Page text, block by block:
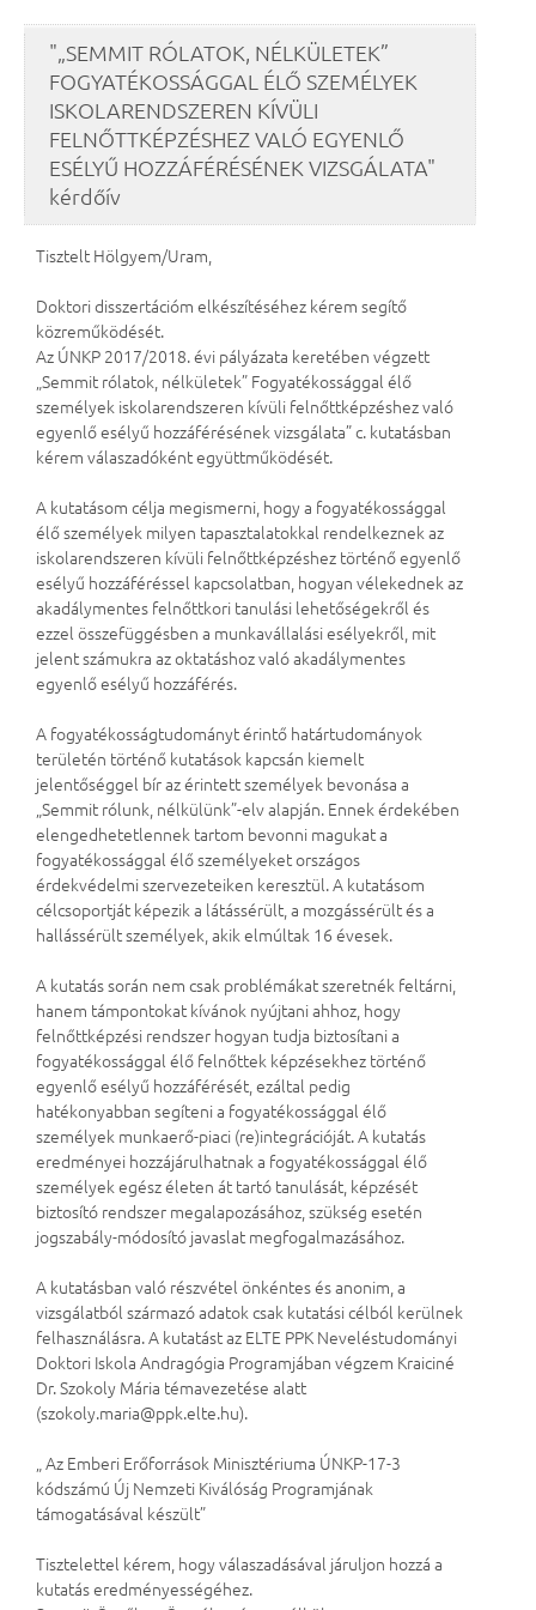
"„SEMMIT RÓLATOK, NÉLKÜLETEK”
FOGYATÉKOSSÁGGAL ÉLŐ SZEMÉLYEK
ISKOLARENDSZEREN KÍVÜLI
FELNŐTTKÉPZÉSHEZ VALÓ EGYENLŐ
ESÉLYŰ HOZZÁFÉRÉSÉNEK VIZSGÁLATA"
kérdőív
Tisztelt Hölgyem/Uram,
Doktori disszertációm elkészítéséhez kérem segítő
közreműködését.
Az ÚNKP 2017/2018. évi pályázata keretében végzett
„Semmit rólatok, nélkületek” Fogyatékossággal élő
személyek iskolarendszeren kívüli felnőttképzéshez való
egyenlő esélyű hozzáférésének vizsgálata” c. kutatásban
kérem válaszadóként együttműködését.
A kutatásom célja megismerni, hogy a fogyatékossággal
élő személyek milyen tapasztalatokkal rendelkeznek az
iskolarendszeren kívüli felnőttképzéshez történő egyenlő
esélyű hozzáféréssel kapcsolatban, hogyan vélekednek az
akadálymentes felnőttkori tanulási lehetőségekről és
ezzel összefüggésben a munkavállalási esélyekről, mit
jelent számukra az oktatáshoz való akadálymentes
egyenlő esélyű hozzáférés.
A fogyatékosságtudományt érintő határtudományok
területén történő kutatások kapcsán kiemelt
jelentőséggel bír az érintett személyek bevonása a
„Semmit rólunk, nélkülünk”-elv alapján. Ennek érdekében
elengedhetetlennek tartom bevonni magukat a
fogyatékossággal élő személyeket országos
érdekvédelmi szervezeteiken keresztül. A kutatásom
célcsoportját képezik a látássérült, a mozgássérült és a
hallássérült személyek, akik elmúltak 16 évesek.
A kutatás során nem csak problémákat szeretnék feltárni,
hanem támpontokat kívánok nyújtani ahhoz, hogy
felnőttképzési rendszer hogyan tudja biztosítani a
fogyatékossággal élő felnőttek képzésekhez történő
egyenlő esélyű hozzáférését, ezáltal pedig
hatékonyabban segíteni a fogyatékossággal élő
személyek munkaerő-piaci (re)integrációját. A kutatás
eredményei hozzájárulhatnak a fogyatékossággal élő
személyek egész életen át tartó tanulását, képzését
biztosító rendszer megalapozásához, szükség esetén
jogszabály-módosító javaslat megfogalmazásához.
A kutatásban való részvétel önkéntes és anonim, a
vizsgálatból származó adatok csak kutatási célból kerülnek
felhasználásra. A kutatást az ELTE PPK Neveléstudományi
Doktori Iskola Andragógia Programjában végzem Kraiciné
Dr. Szokoly Mária témavezetése alatt
(szokoly.maria@ppk.elte.hu).
„ Az Emberi Erőforrások Minisztériuma ÚNKP-17-3
kódszámú Új Nemzeti Kiválóság Programjának
támogatásával készült”
Tisztelettel kérem, hogy válaszadásával járuljon hozzá a
kutatás eredményességéhez.